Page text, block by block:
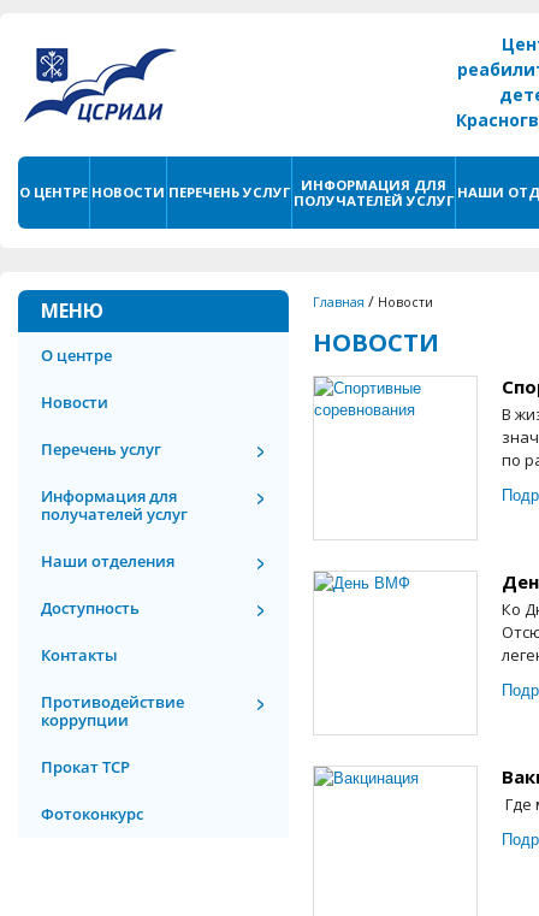
О ЦЕНТРЕ НОВОСТИ ПЕРЕЧЕНЬ УСЛУГ
ИНФОРМАЦИЯ ДЛЯ
ПОЛУЧАТЕЛЕЙ УСЛУГ НАШИ
МЕНЮ
О центре
Новости
Перечень услуг
Информация для
получателей услуг
Наши отделения
Доступность
Контакты
Противодействие
коррупции
Прокат ТСР
Фотоконкурс
Главная / Новости
НОВОСТИ
В
по
Ко
Где